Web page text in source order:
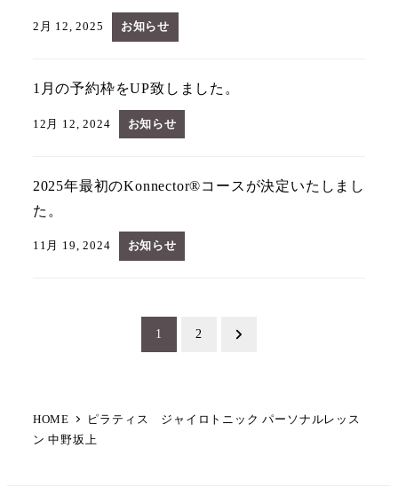
2月 12, 2025 お知らせ
1月の予約枠をUP致しました。
12月 12, 2024 お知らせ
2025年最初のKonnector®コースが決定いたしまし
た。
11月 19, 2024 お知らせ
ペ
1 2
HOME
ピラティス ジャイロトニック パーソナルレッス
ン 中野坂上